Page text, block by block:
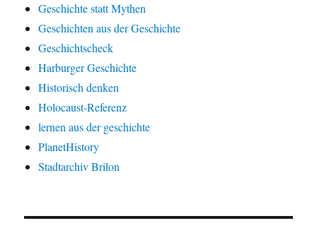
Geschichte statt Mythen
Geschichten aus der Geschichte
Geschichtscheck
Harburger Geschichte
Historisch denken
Holocaust-Referenz
lernen aus der geschichte
PlanetHistory
Stadtarchiv Brilon